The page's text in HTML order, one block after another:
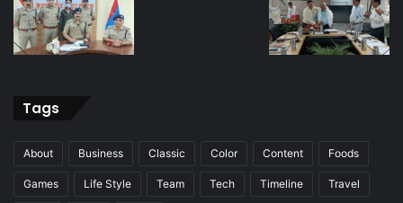
Tags
About Business Classic Color Content Foods
Games Life Style Team Tech Timeline Travel